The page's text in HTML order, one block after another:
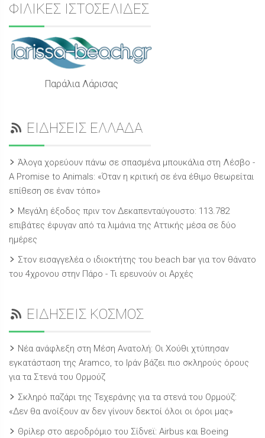
ΦΙΛΙΚΕΣ ΙΣΤΟΣΕΛΙΔΕΣ
Παράλια Λάρισας
ΕΙΔΗΣΕΙΣ ΕΛΛΑΔΑ
Άλογα χορεύουν πάνω σε σπασμένα μπουκάλια στη Λέσβο -
A Promise to Animals: «Όταν η κριτική σε ένα έθιμο θεωρείται
επίθεση σε έναν τόπο»
Μεγάλη έξοδος πριν τον Δεκαπενταύγουστο: 113.782
επιβάτες έφυγαν από τα λιμάνια της Αττικής μέσα σε δύο
ημέρες
Στον εισαγγελέα ο ιδιοκτήτης του beach bar για τον θάνατο
του 4χρονου στην Πάρο - Τι ερευνούν οι Αρχές
ΕΙΔΗΣΕΙΣ ΚΟΣΜΟΣ
Νέα ανάφλεξη στη Μέση Ανατολή: Οι Χούθι χτύπησαν
εγκατάσταση της Aramco, το Ιράν βάζει πιο σκληρούς όρους
για τα Στενά του Ορμούζ
Σκληρό παζάρι της Τεχεράνης για τα στενά του Ορμούζ:
«Δεν θα ανοίξουν αν δεν γίνουν δεκτοί όλοι οι όροι μας»
Θρίλερ στο αεροδρόμιο του Σίδνεϊ: Airbus και Boeing